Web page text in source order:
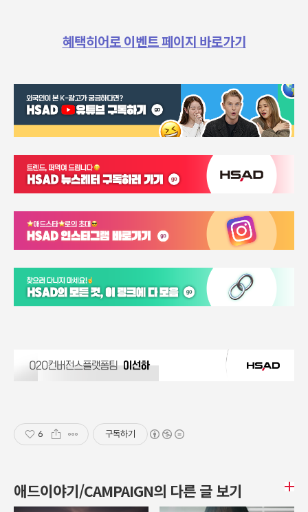
혜택히어로 이벤트 페이지 바로가기
6 구독하기
애드이야기/CAMPAIGN의 다른 글 보기